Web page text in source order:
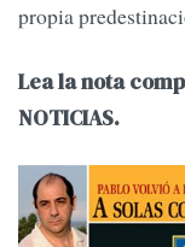
propia
Lea la nota
NOTICIAS.